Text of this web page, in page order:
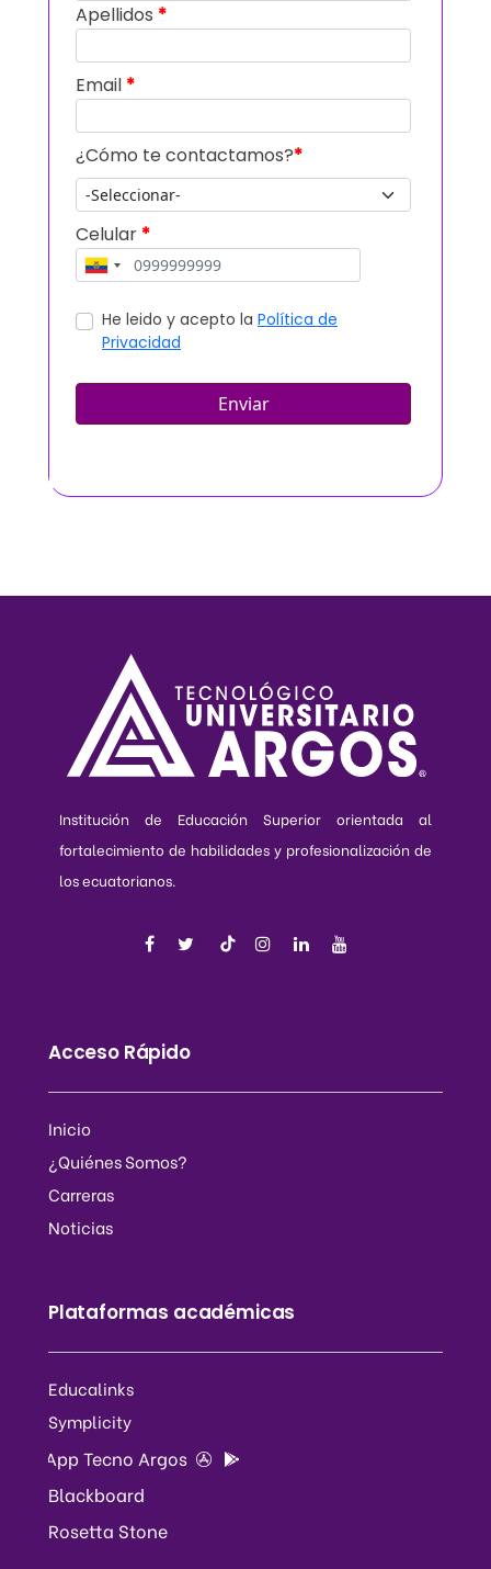
Institución de Educación Superior orientada al
fortalecimiento de habilidades y profesionalización de
los ecuatorianos.
Acceso Rápido
Inicio
¿Quiénes Somos?
Carreras
Noticias
Plataformas académicas
Educalinks
Symplicity
App Tecno Argos
Blackboard
Rosetta Stone